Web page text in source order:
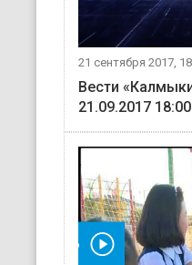
21 сентября 2017,
Вести
21.09.2017 18:00
видео